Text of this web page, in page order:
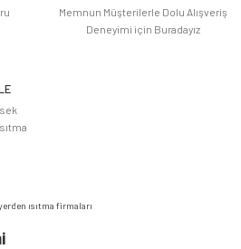
Memnun Müşterilerle Dolu Alışveriş
Deneyimi için Buradayız